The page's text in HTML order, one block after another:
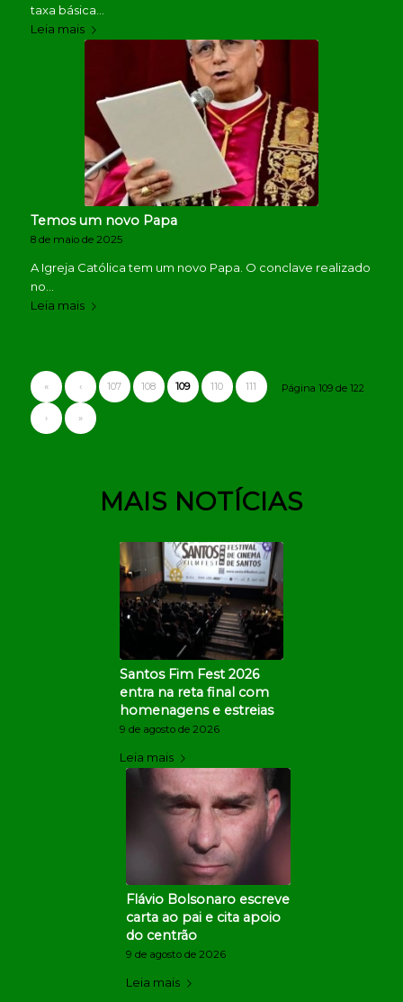
taxa básica…
Leia mais
Temos um novo Papa
8 de maio de 2025
A Igreja Católica tem um novo Papa. O conclave realizado
no…
Leia mais
Página 109 de 122
« ‹ 107 108 109 110 111
› »
MAIS NOTÍCIAS
Santos Fim Fest 2026
entra na reta final com
homenagens e estreias
9 de agosto de 2026
Leia mais
Flávio Bolsonaro escreve
carta ao pai e cita apoio
do centrão
9 de agosto de 2026
Leia mais